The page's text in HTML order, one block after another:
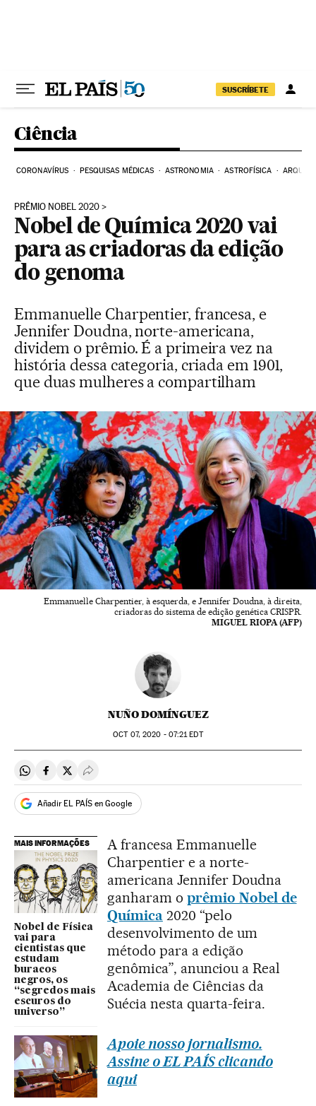
SUSCRÍBETE
Ciência
CORONAVÍRUS PESQUISAS MÉDICAS ASTRONOMIA ASTROFÍSICA
PRÊMIO NOBEL 2020
Nobel de Química 2020 vai
para as criadoras da edição
do genoma
Emmanuelle Charpentier, francesa, e
Jennifer Doudna, norte-americana,
dividem o prêmio. É a primeira vez na
história dessa categoria, criada em 1901,
que duas mulheres a compartilham
Emmanuelle Charpentier, à esquerda, e Jennifer Doudna, à direita,
criadoras do sistema de edição genética CRISPR.
MIGUEL RIOPA (AFP)
NUÑO DOMÍNGUEZ
OCT07, 2020 - 07:21EDT
Compartir en Whatsapp
Compartir en Facebook
Compartir en Twitter
Desplegar Redes Sociales
Añadir EL PAÍS en Google
MAIS INFORMAÇÕES
Nobel de Física
vai para
cientistas que
estudam
buracos
negros, os
“segredos mais
escuros do
universo”
A francesa Emmanuelle
Charpentier e a norte-
americana Jennifer Doudna
ganharam o prêmio Nobel de
Química 2020 “pelo
desenvolvimento de um
método para a edição
genômica”, anunciou a Real
Academia de Ciências da
Suécia nesta quarta-feira.
Apoie nosso jornalismo.
Assine o EL PAÍS clicando
aqui